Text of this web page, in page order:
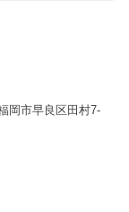
岡市早良区田村7-